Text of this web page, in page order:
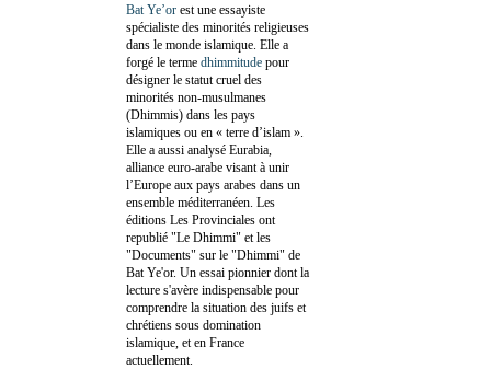
Bat Ye’or est une essayiste
spécialiste des minorités religieuses
dans le monde islamique. Elle a
forgé le terme dhimmitude pour
désigner le statut cruel des
minorités non-musulmanes
(Dhimmis) dans les pays
islamiques ou en « terre d’islam ».
Elle a aussi analysé Eurabia,
alliance euro-arabe visant à unir
l’Europe aux pays arabes dans un
ensemble méditerranéen. Les
éditions Les Provinciales ont
republié "Le Dhimmi" et les
"Documents" sur le "Dhimmi" de
Bat Ye'or. Un essai pionnier dont la
lecture s'avère indispensable pour
comprendre la situation des juifs et
chrétiens sous domination
islamique, et en France
actuellement.